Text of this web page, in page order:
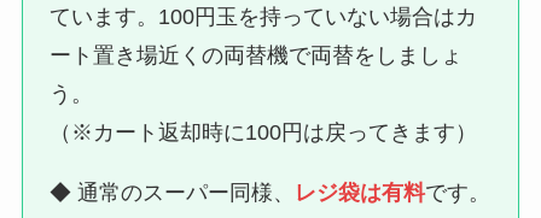
ています。100円玉を持っていない場合はカ
ート置き場近くの両替機で両替をしましょ
う。
（※カート返却時に100円は戻ってきます）
◆ 通常のスーパー同様、 レジ袋は有料です。